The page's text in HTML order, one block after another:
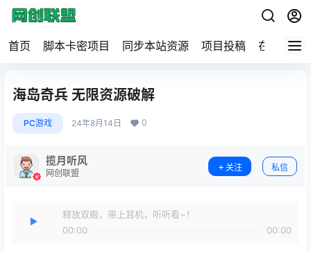
首页 脚本卡密项目 同步本站资源 项目投稿 在线工具
海岛奇兵 无限资源破解
PC游戏 24年8月14日 0
揽月听风
网创联盟
关注 私信
释放双眼，带上耳机，听听看~！
00:00
00:00